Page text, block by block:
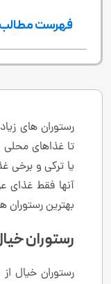
فهرست مطالب
رستوران های
تا غذاهای محلی
یا ترکی و برخی
آنها فقط غذای
بهترین رستوران
رستوران
رستوران خیال